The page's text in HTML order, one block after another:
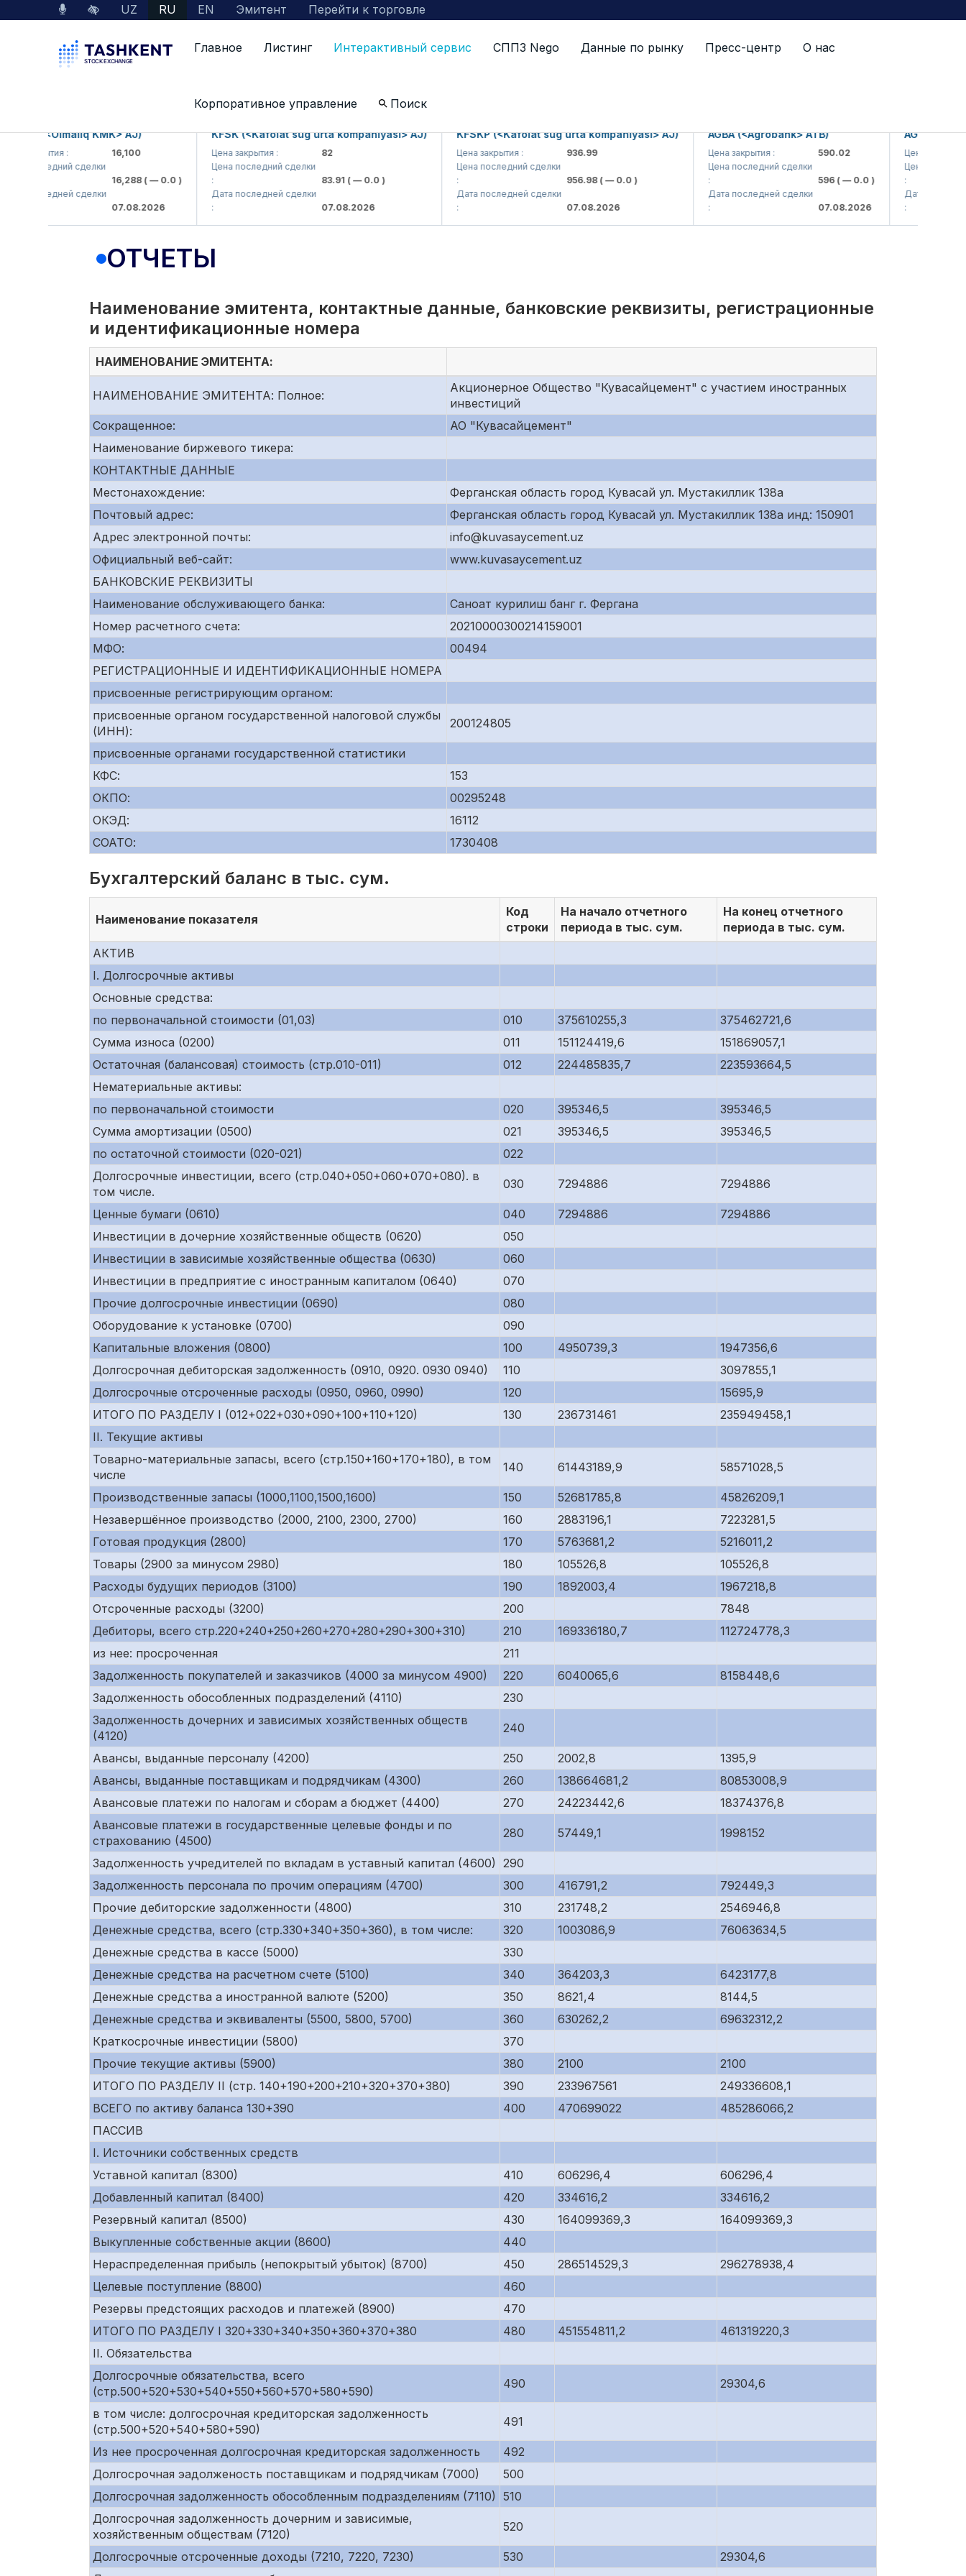
UZ RU EN Эмитент Перейти к торговле
Главное Листинг Интерактивный сервис СППЗ Nego Данные по рынку Пресс-центр О нас
Корпоративное управление Поиск
Раскрытие информации по компаниям включенных в биржевой котировальный список
(<Olmaliq KMK> AJ)
16,100
последний сделки
16,288( — 0.0 )
последней сделки
07.08.2026
KFSK (<Kafolat sug'urta kompaniyasi> AJ)
Цена закрытия :
Цена последний сделки
83.91( — 0.0 )
Дата последней сделки
07.08.2026
KFSKP (<Kafolat sug'urta kompaniyasi> AJ)
Цена закрытия :
936.99
Цена последний сделки
956.98( — 0.0 )
Дата последней сделки
07.08.2026
AGBA (<Agrobank> ATB)
Цена закрытия :
590.02
Цена последний сделки
( — 0.0 )
Дата последней сделки
07.08.2026
AGBAP
Цена закрытия :
Цена последний
Дата последней
ОТЧЕТЫ
Наименование эмитента, контактные данные, банковские реквизиты, регистрационные
и идентификационные номера
НАИМЕНОВАНИЕ ЭМИТЕНТА:
НАИМЕНОВАНИЕ ЭМИТЕНТА: Полное:
Акционерное Общество "Кувасайцемент" с участием иностранных
инвестиций
Сокращенное:
АО "Кувасайцемент"
Наименование биржевого тикера:
КОНТАКТНЫЕ ДАННЫЕ
Местонахождение:
Ферганская область город Кувасай ул. Мустакиллик 138а
Почтовый адрес:
Ферганская область город Кувасай ул. Мустакиллик 138а инд: 150901
Адрес электронной почты:
info@kuvasaycement.uz
Официальный веб-сайт:
www.kuvasaycement.uz
БАНКОВСКИЕ РЕКВИЗИТЫ
Наименование обслуживающего банка:
Саноат курилиш банг г. Фергана
Номер расчетного счета:
20210000300214159001
МФО:
00494
РЕГИСТРАЦИОННЫЕ И ИДЕНТИФИКАЦИОННЫЕ НОМЕРА
присвоенные регистрирующим органом:
присвоенные органом государственной налоговой службы
(ИНН):
200124805
присвоенные органами государственной статистики
КФС:
153
ОКПО:
00295248
ОКЭД:
16112
СОАТО:
1730408
Бухгалтерский баланс в тыс. сум.
Наименование показателя
Код
строки
На начало отчетного
периода в тыс. сум.
На конец отчетного
периода в тыс. сум.
АКТИВ
I. Долгосрочные активы
Основные средства:
по первоначальной стоимости (01,03)
010 375610255,3
375462721,6
Сумма износа (0200)
011 151124419,6
151869057,1
Остаточная (балансовая) стоимость (стр.010-011)
012 224485835,7
223593664,5
Нематериальные активы:
по первоначальной стоимости
020 395346,5
395346,5
Сумма амортизации (0500)
021 395346,5
395346,5
по остаточной стоимости (020-021)
022
Долгосрочные инвестиции, всего (стр.040+050+060+070+080). в
том числе.
030 7294886 7294886
Ценные бумаги (0610) 040 7294886
7294886
Инвестиции в дочерние хозяйственные обществ (0620)
050
Инвестиции в зависимые хозяйственные общества (0630)
060
Инвестиции в предприятие с иностранным капиталом (0640)
070
Прочие долгосрочные инвестиции (0690)
080
Оборудование к установке (0700)
090
Капитальные вложения (0800)
100 4950739,3
1947356,6
Долгосрочная дебиторская задолженность (0910, 0920. 0930 0940)
110
3097855,1
Долгосрочные отсроченные расходы (0950, 0960, 0990)
120
15695,9
ИТОГО ПО РАЗДЕЛУ I (012+022+030+090+100+110+120)
130 236731461
235949458,1
II. Текущие активы
Товарно-материальные запасы, всего (стр.150+160+170+180), в том
числе
140 61443189,9 58571028,5
Производственные запасы (1000,1100,1500,1600) 150 52681785,8
45826209,1
Незавершённое производство (2000, 2100, 2300, 2700)
160 2883196,1
7223281,5
Готовая продукция (2800)
170 5763681,2
5216011,2
Товары (2900 за минусом 2980)
180 105526,8
105526,8
Расходы будущих периодов (3100)
190 1892003,4
1967218,8
Отсроченные расходы (3200)
200
7848
Дебиторы, всего стр.220+240+250+260+270+280+290+300+310)
210 169336180,7
112724778,3
из нее: просроченная
211
Задолженность покупателей и заказчиков (4000 за минусом 4900)
220 6040065,6
8158448,6
Задолженность обособленных подразделений (4110)
230
Задолженность дочерних и зависимых хозяйственных обществ
(4120)
240
Авансы, выданные персоналу (4200) 250 2002,8
1395,9
Авансы, выданные поставщикам и подрядчикам (4300)
260 138664681,2
80853008,9
Авансовые платежи по налогам и сборам а бюджет (4400)
270 24223442,6
18374376,8
Авансовые платежи в государственные целевые фонды и по
страхованию (4500)
280 57449,1 1998152
Задолженность учредителей по вкладам в уставный капитал (4600) 290
Задолженность персонала по прочим операциям (4700)
300 416791,2
792449,3
Прочие дебиторские задолженности (4800)
310 231748,2
2546946,8
Денежные средства, всего (стр.330+340+350+360), в том числе:
320 1003086,9
76063634,5
Денежные средства в кассе (5000)
330
Денежные средства на расчетном счете (5100)
340 364203,3
6423177,8
Денежные средства а иностранной валюте (5200)
350 8621,4
8144,5
Денежные средства и эквиваленты (5500, 5800, 5700)
360 630262,2
69632312,2
Краткосрочные инвестиции (5800)
370
Прочие текущие активы (5900)
380 2100
2100
ИТОГО ПО РАЗДЕЛУ II (стр. 140+190+200+210+320+370+380)
390 233967561
249336608,1
ВСЕГО по активу баланса 130+390
400 470699022
485286066,2
ПАССИВ
I. Источники собственных средств
Уставной капитал (8300)
410 606296,4
606296,4
Добавленный капитал (8400)
420 334616,2
334616,2
Резервный капитал (8500)
430 164099369,3
164099369,3
Выкупленные собственные акции (8600)
440
Нераспределенная прибыль (непокрытый убыток) (8700)
450 286514529,3
296278938,4
Целевые поступление (8800)
460
Резервы предстоящих расходов и платежей (8900)
470
ИТОГО ПО РАЗДЕЛУ I 320+330+340+350+360+370+380
480 451554811,2
461319220,3
II. Обязательства
Долгосрочные обязательства, всего
(стр.500+520+530+540+550+560+570+580+590)
490 29304,6
в том числе: долгосрочная кредиторская задолженность
(стр.500+520+540+580+590)
491
Из нее просроченная долгосрочная кредиторская задолженность
492
Долгосрочная эадолженость поставщикам и подрядчикам (7000)
500
Долгосрочная задолженность обособленным подразделениям (7110) 510
Долгосрочная задолженность дочерним и зависимые,
хозяйственным обществам (7120)
520
Долгосрочные отсроченные доходы (7210, 7220, 7230) 530
29304,6